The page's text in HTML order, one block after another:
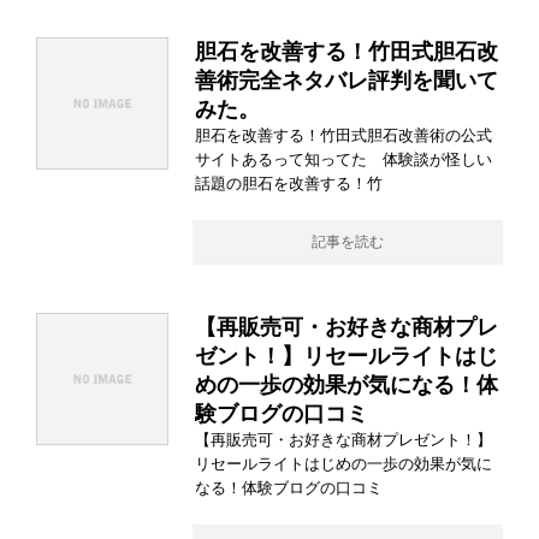
胆石を改善する！竹田式胆石改
善術完全ネタバレ評判を聞いて
みた。
胆石を改善する！竹田式胆石改善術の公式
サイトあるって知ってた 体験談が怪しい
話題の胆石を改善する！竹
記事を読む
【再販売可・お好きな商材プレ
ゼント！】リセールライトはじ
めの一歩の効果が気になる！体
験ブログの口コミ
【再販売可・お好きな商材プレゼント！】
リセールライトはじめの一歩の効果が気に
なる！体験ブログの口コミ